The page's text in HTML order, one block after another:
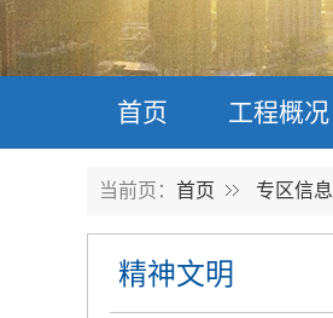
首页 工程概况
当前页： 首页 专区信息
精神文明